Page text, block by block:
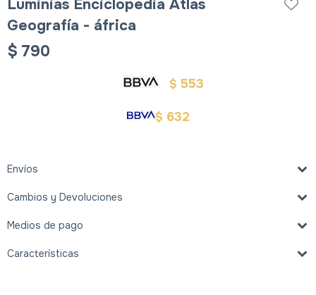
Luminias Enciclopedia Atlas
Geografía - áfrica
$ 790
$ 553
$ 632
Envíos
Cambios y Devoluciones
Medios de pago
Características